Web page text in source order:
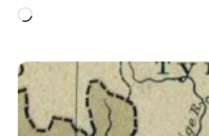
Caricamento
corso…